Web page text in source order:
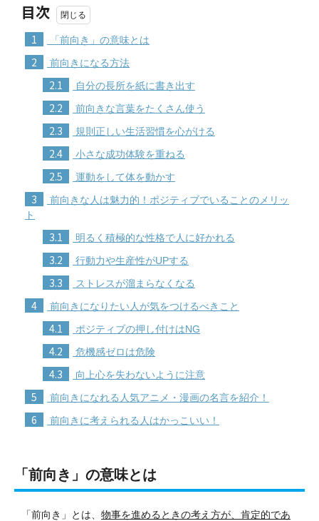
目次
1 「前向き」の意味とは
2 前向きになる方法
2.1 自分の長所を紙に書き出す
2.2 前向きな言葉をたくさん使う
2.3 規則正しい生活習慣を心がける
2.4 小さな成功体験を重ねる
2.5 運動をして体を動かす
3
前向きな人は魅力的！ポジティブでいることのメリッ
ト
3.1 明るく積極的な性格で人に好かれる
3.2 行動力や生産性がUPする
3.3 ストレスが溜まらなくなる
4 前向きになりたい人が気をつけるべきこと
4.1 ポジティブの押し付けはNG
4.2 危機感ゼロは危険
4.3 向上心を失わないように注意
5 前向きになれる人気アニメ・漫画の名言を紹介！
6 前向きに考えられる人はかっこいい！
「前向き」の意味とは
「前向き」とは、 物事を進めるときの考え方が、肯定的であ